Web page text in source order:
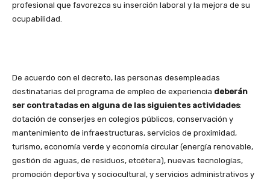
profesional que favorezca su inserción laboral y la mejora de su
ocupabilidad.
De acuerdo con el decreto, las personas desempleadas
destinatarias del programa de empleo de experiencia deberán
ser contratadas en alguna de las siguientes actividades:
dotación de conserjes en colegios públicos, conservación y
mantenimiento de infraestructuras, servicios de proximidad,
turismo, economía verde y economía circular (energía renovable,
gestión de aguas, de residuos, etcétera), nuevas tecnologías,
promoción deportiva y sociocultural, y servicios administrativos y